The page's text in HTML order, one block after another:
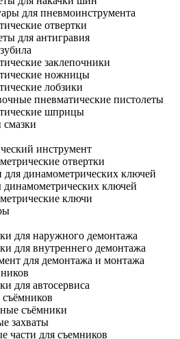
для пневмоинструмента
отвертки
для антигравия
заклепочники
ножницы
лобзики
пневматические пистолеты
шприцы
инструмент
отвертки
для динамометрических ключей
динамометрических ключей
ключи
для наружного демонтажа
для внутреннего демонтажа
для демонтажа и монтажа
для автосервиса
съёмники
захваты
части для съемников